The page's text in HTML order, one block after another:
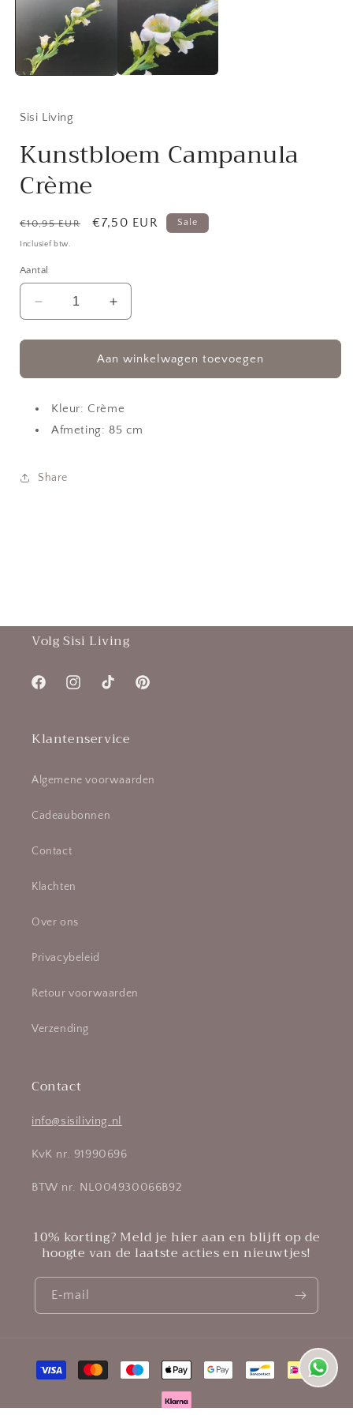
Sisi Living
Kunstbloem Campanula
Crème
Normale
prijs
€10,95 EUR Aanbiedingsprijs
€7,50 EUR Sale
Inclusief btw.
Aantal
Aantal
verlagen
voor
Kunstbloem
Campanula
Aantal
verhogen
voor
Kunstbloem
Campanula
Aan winkelwagen toevoegen
Kleur: Crème
Afmeting: 85 cm
Share
Volg Sisi Living
FacebookInstagramTikTok Pinterest
Klantenservice
Algemene voorwaarden
Cadeaubonnen
Contact
Klachten
Over ons
Privacybeleid
Retour voorwaarden
Verzending
Contact
info@sisiliving.nl
KvK nr. 91990696
BTW nr. NL004930066B92
10% korting? Meld je hier aan en blijft op de
hoogte van de laatste acties en nieuwtjes!
E‑mail
Betaalmethoden